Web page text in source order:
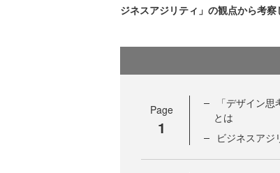
ジネスアジリティ」の観点から考察
Page
1
「デザイン
とは
ビジネスアジ